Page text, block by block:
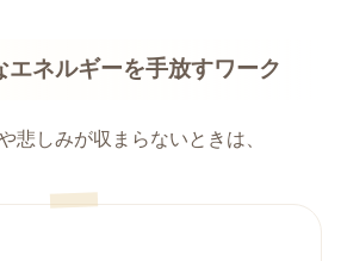
エネルギーを手放すワーク
悲しみが収まらないときは、